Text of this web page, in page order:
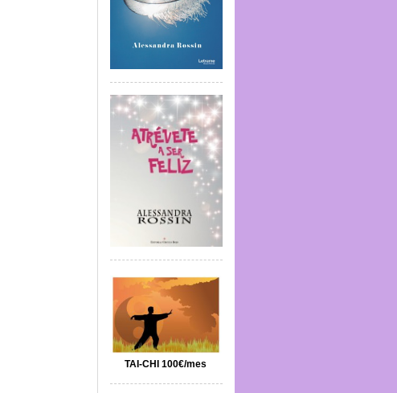
TAI-CHI 100€/mes